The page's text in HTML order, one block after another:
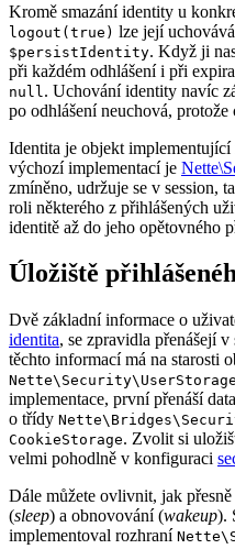
Kromě smazání identity u
logout(true) lze její
$persistIdentity. Když ji
při každém odhlášení i při
null . Uchování identity navíc
po odhlášení neuchová, protože
Identita je objekt
výchozí implementací je
zmíněno, udržuje se v session,
roli některého z přihlášených
identitě až do jeho opětovného
Úložiště
Dvě základní informace o
identita, se zpravidla přenášejí
těchto informací má na starosti
Nette\Security\UserStorage
implementace, první přenáší
o třídy
CookieStorage. Zvolit si
velmi pohodlně v konfiguraci
Dále můžete ovlivnit, jak
(sleep) a obnovování (wakeup).
implementoval rozhraní